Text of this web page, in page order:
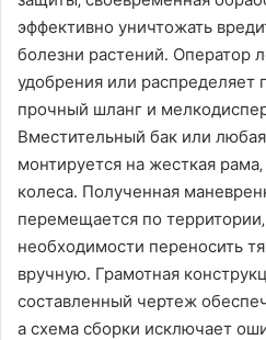
эффективно уничтожать
болезни растений․ Оператор
удобрения или распределяет
прочный шланг и
Вместительный бак или
монтируется на жесткая
колеса․ Полученная
перемещается по
необходимости переносить
вручную․ Грамотная
составленный чертеж
а схема сборки исключает